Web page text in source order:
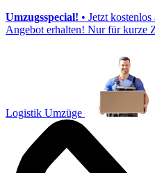
Umzugsspecial! • Jetzt
Angebot erhalten! Nur für kurze
Logistik Umzüge